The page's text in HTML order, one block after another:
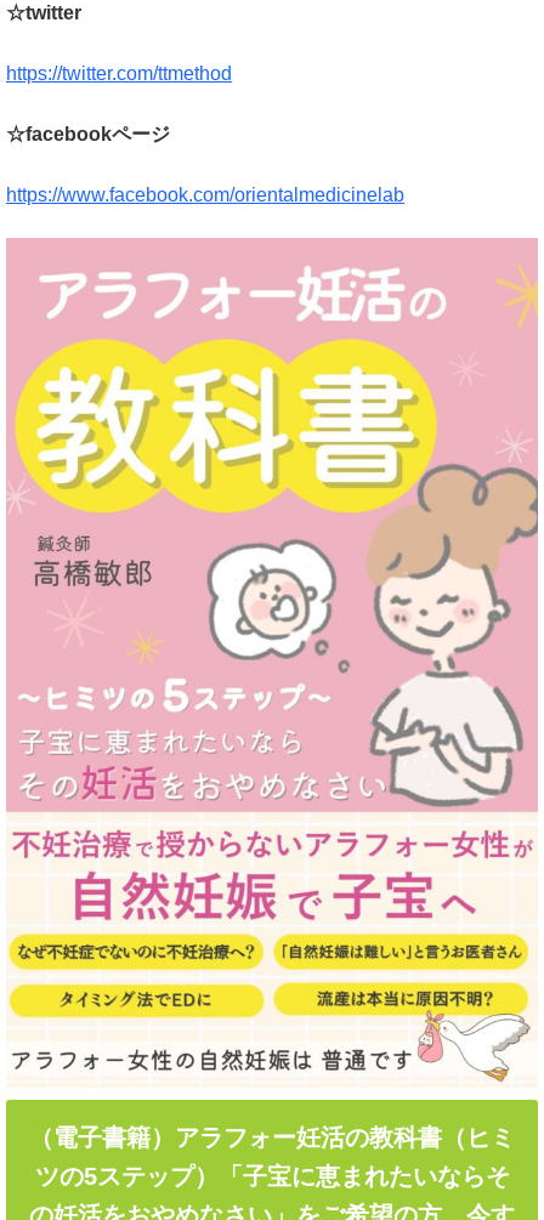
☆twitter
https://twitter.com/ttmethod
☆facebookページ
https://www.facebook.com/orientalmedicinelab
（電子書籍）アラフォー妊活の教科書（ヒミ
ツの5ステップ）「子宝に恵まれたいならそ